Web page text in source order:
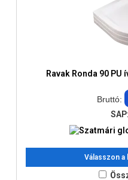
Ravak Ronda 90 PU
Bruttó:
Válasszon a